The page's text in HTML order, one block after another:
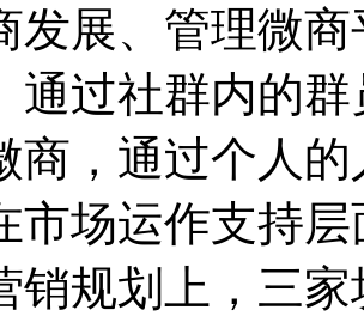
发展、管理微
通过社群内的
商，通过个人
市场运作支持
销规划上，三